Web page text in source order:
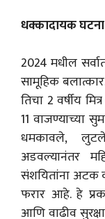
धक्कादायक घटना
2024 मधील
सामूहिक
तिचा 2 वर्षीय
11 वाजण्याच्या
धमकावले,
अडवल्यानंतर
संशयितांना अटक
फरार आहे. हे
आणि वाढीव